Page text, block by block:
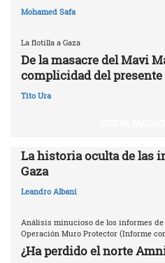
Mohamed Safa
La flotilla a Gaza
De la masacre del Mavi
complicidad del presente
Tito Ura
La historia oculta de las
Gaza
Leandro Albani
Análisis minucioso de los informes
Operación Muro Protector (Informe
¿Ha perdido el norte